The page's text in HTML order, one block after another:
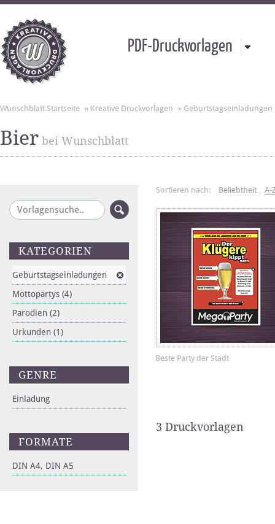
PDF-Druckvorlagen
Wunschblatt Startseite » Kreative Druckvorlagen » Geburtstagseinladungen
Bier bei Wunschblatt
KATEGORIEN
Geburtstagseinladungen
Mottopartys (4)
Parodien (2)
Urkunden (1)
GENRE
Einladung
FORMATE
DIN A4, DIN A5
Sortieren nach: Beliebtheit A-
Beste Party der Stadt
3 Druckvorlagen